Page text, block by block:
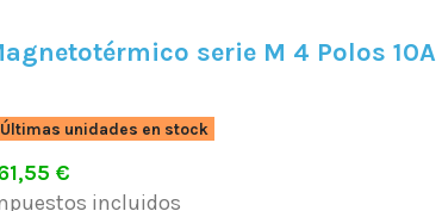
serie M 4 Polos 10A
Últimas unidades en stock
€
incluidos